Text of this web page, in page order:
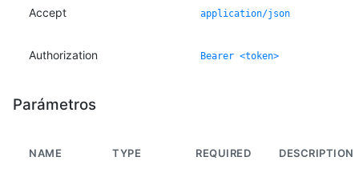
Accept application/json
Authorization Bearer <token>
Parámetros
NAME TYPE REQUIRED DESCRIPTION